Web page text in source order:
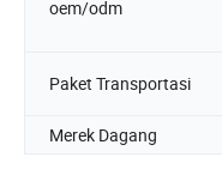
oem/odm
Paket Transportasi
Merek Dagang